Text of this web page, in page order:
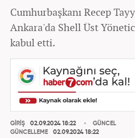
Cumhurbaşkanı Recep
Ankara'da Shell Üst
kabul etti.
GİRİŞ
02.09.2024 18:22
GÜNCELLEME
02.09.2024 18:22
GÜNCEL